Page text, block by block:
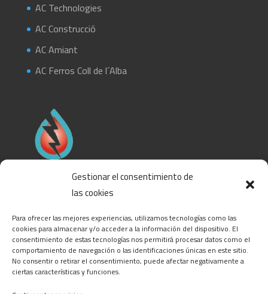
Gestionar el consentimiento de
las cookies
Para ofrecer las mejores experiencias, utilizamos tecnologías como las
cookies para almacenar y/o acceder a la información del dispositivo. El
consentimiento de estas tecnologías nos permitirá procesar datos como el
comportamiento de navegación o las identificaciones únicas en este sitio.
No consentir o retirar el consentimiento, puede afectar negativamente a
ciertas características y funciones.
AC Technologies
AC Construcció
AC Amiant
AC Ferros Coll de l´Alba
Pertenecemos al Gremi instal·ladors Terres de l’Ebre
Pertenecemos a La Asociación de Empresas de
Desamiantado